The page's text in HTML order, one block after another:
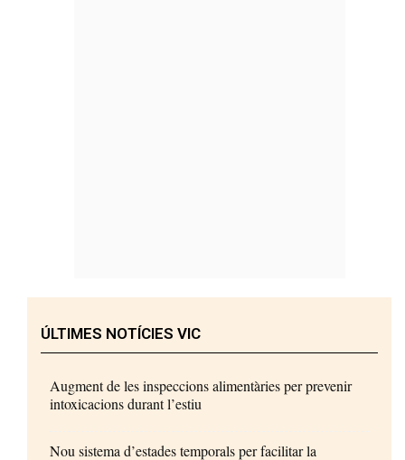
ÚLTIMES NOTÍCIES VIC
Augment de les inspeccions alimentàries per prevenir
intoxicacions durant l’estiu
Nou sistema d’estades temporals per facilitar la